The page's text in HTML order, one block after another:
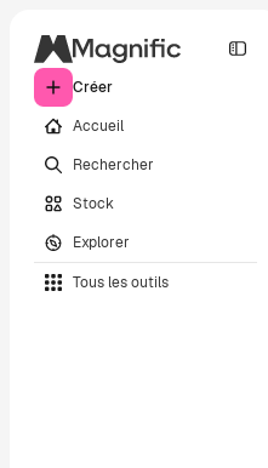
Créer
Accueil
Rechercher
Stock
Explorer
Tous les outils